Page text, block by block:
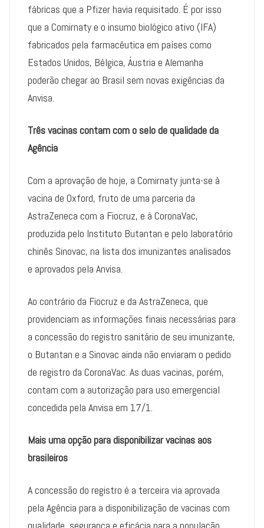
fábricas que a Pfizer havia requisitado. É por isso
que a Comirnaty e o insumo biológico ativo (IFA)
fabricados pela farmacêutica em países como
Estados Unidos, Bélgica, Áustria e Alemanha
poderão chegar ao Brasil sem novas exigências da
Anvisa.
Três vacinas contam com o selo de qualidade da
Agência
Com a aprovação de hoje, a Comirnaty junta-se à
vacina de Oxford, fruto de uma parceria da
AstraZeneca com a Fiocruz, e à CoronaVac,
produzida pelo Instituto Butantan e pelo laboratório
chinês Sinovac, na lista dos imunizantes analisados
e aprovados pela Anvisa.
Ao contrário da Fiocruz e da AstraZeneca, que
providenciam as informações finais necessárias para
a concessão do registro sanitário de seu imunizante,
o Butantan e a Sinovac ainda não enviaram o pedido
de registro da CoronaVac. As duas vacinas, porém,
contam com a autorização para uso emergencial
concedida pela Anvisa em 17/1.
Mais uma opção para disponibilizar vacinas aos
brasileiros
A concessão do registro é a terceira via aprovada
pela Agência para a disponibilização de vacinas com